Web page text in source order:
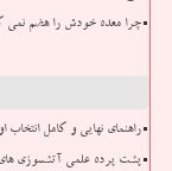
چرا معده خودش را هضم نمی
راهنمای نهایی و کامل انتخاب
پشت پرده علمی آتشسوزی های